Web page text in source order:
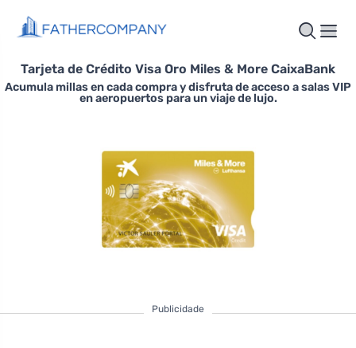
Tarjeta de Crédito Visa Oro Miles & More CaixaBank
Acumula millas en cada compra y disfruta de acceso a salas VIP
en aeropuertos para un viaje de lujo.
Publicidade